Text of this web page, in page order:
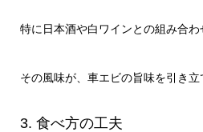
特に日本酒や白ワインとの組み合わ
その風味が、車エビの旨味を引き立
3. 食べ方の工夫